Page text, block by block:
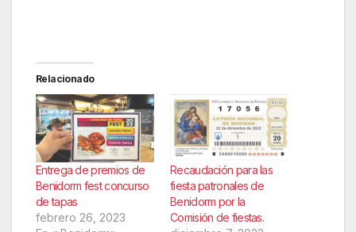
Relacionado
Entrega de premios de
Benidorm fest concurso
de tapas
febrero 26, 2023
Recaudación para las
fiesta patronales de
Benidorm por la
Comisión de fiestas.